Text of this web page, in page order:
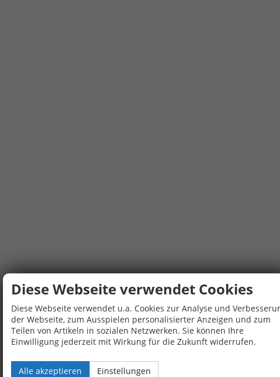
Diese Webseite verwendet Cookies
Diese Webseite verwendet u.a. Cookies zur Analyse und
der Webseite, zum Ausspielen personalisierter Anzeigen und zum
Teilen von Artikeln in sozialen Netzwerken. Sie können Ihre
Einwilligung jederzeit mit Wirkung für die Zukunft widerrufen.
Alle akzeptieren Einstellungen